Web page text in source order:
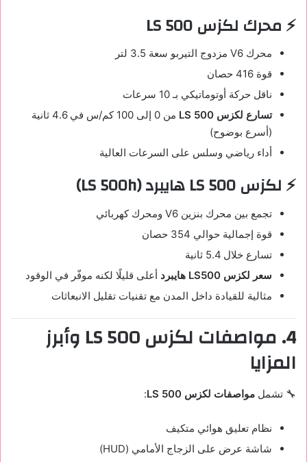
⚡ محرك لكزس LS 500
محرك V6 مزدوج التيربو سعة 3.5 لتر
قوة 416 حصان
ناقل حركة أوتوماتيكي بـ 10 سرعات
تسارع لكزس LS 500
من 0 إلى 100 كم/س في 4.6 ثانية
(أسرع بوضوح)
أداء رياضي وسلس على السرعات العالية
⚡ لكزس LS 500 هايبرد (LS 500h)
تجمع بين محرك بنزين V6 ومحرك كهربائي
قوة إجمالية حوالي 354 حصان
تسارع خلال 5.4 ثانية
سعر لكزس LS500 هايبرد
أعلى قليلًا لكنه موفّر في الوقود
مثالية للقيادة داخل المدن مع تقنيات تقليل الانبعاثات
4. مواصفات لكزس LS 500 وأبرز
المزايا
🔧 تشمل مواصفات لكزس LS 500 :
نظام تعليق هوائي متكيف
شاشة عرض على الزجاج الأمامي (HUD)